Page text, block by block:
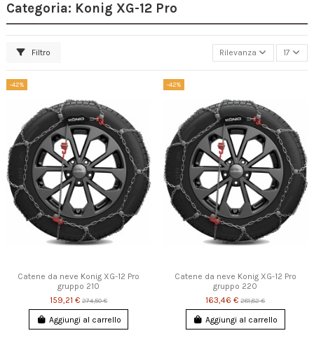
Categoria: Konig XG-12 Pro
Filtro Rilevanza 17
-42%
Catene da neve Konig XG-12 Pro
gruppo 210
159,21 €274,50 €
Aggiungi al carrello
-42%
Catene da neve Konig XG-12 Pro
gruppo 220
163,46 €281,82 €
Aggiungi al carrello